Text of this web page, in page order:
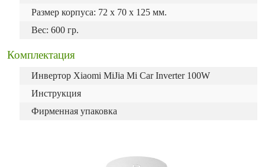
Размер корпуса: 72 x 70 x 125 мм.
Вес: 600 гр.
Комплектация
Инвертор Xiaomi MiJia Mi Car Inverter 100W
Инструкция
Фирменная упаковка